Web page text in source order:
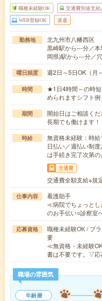
職種未経験OK 交通費別途支給
WEB登録OK 派遣
勤務地
北九州市八幡西区
黒崎駅から---分／
岡県)駅から---分／
曜日頻度 週2日～5日OK（
時間
★1日4時間～の時
められますシフト
期間
開始日はご相談く
長期でも働けます！
時給
無資格未経験：時
日払い／週払い制
は手続き完了次第の
交通費
交通費全額支給※規
仕事内容
看護助手
≪病院でちょっと
のお手伝い○診察室
応募資格
職種未経験OK / ブ
要
≪無資格・未経験
書は不要です。▽
職場の雰囲気
年齢層